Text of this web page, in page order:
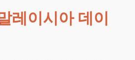
레이시아 데이